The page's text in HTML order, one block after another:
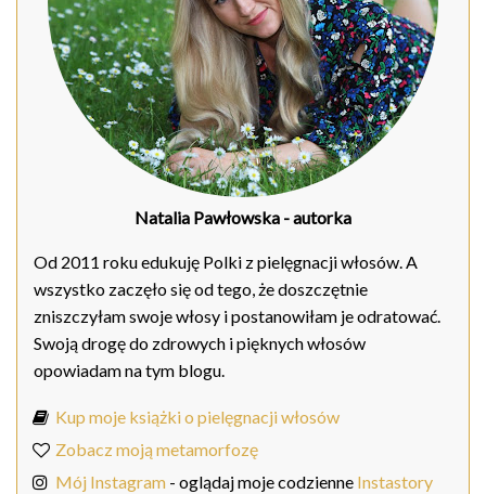
Natalia Pawłowska - autorka
Od 2011 roku edukuję Polki z pielęgnacji włosów. A
wszystko zaczęło się od tego, że doszczętnie
zniszczyłam swoje włosy i postanowiłam je odratować.
Swoją drogę do zdrowych i pięknych włosów
opowiadam na tym blogu.
Kup moje książki o pielęgnacji włosów
Zobacz moją metamorfozę
Mój Instagram - oglądaj moje codzienne Instastory